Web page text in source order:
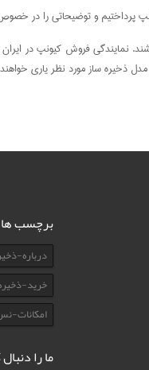
و توضیحاتی را در خصوص
نمایندگی فروش کیونپ در
ذخیره ساز مورد نظر یاری
برچسب ها
درباره-
خرید-
امکانات-
ما را